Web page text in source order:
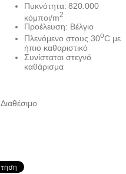
Πυκνότητα: 820.000
κόμποι/m2
Προέλευση: Βέλγιο
Πλενόμενο στους 30οC με
ήπιο καθαριστικό
Συνίσταται στεγνό
καθάρισμα
Διαθέσιμο